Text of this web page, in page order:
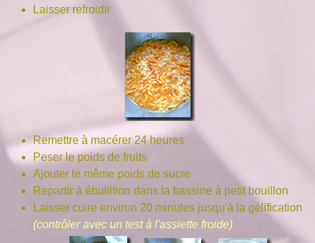
Laisser refroidir
Remettre à macérer 24 heures
Peser le poids de fruits
Ajouter le même poids de sucre
Repartir à ébullition dans la bassine à petit bouillon
Laisser cuire environ 20 minutes jusqu'à la gélification
(contrôler avec un test à l'assiette froide)